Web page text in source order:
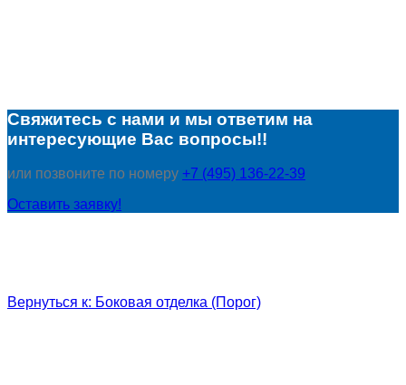
Свяжитесь с нами и мы ответим на
интересующие Вас вопросы!!
или позвоните по номеру +7 (495) 136-22-39
Оставить заявку!
Вернуться к: Боковая отделка (Порог)